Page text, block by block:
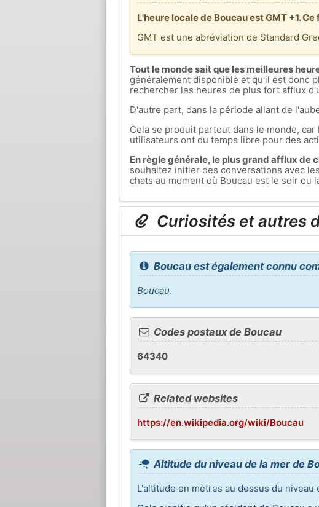
L'heure locale de Boucau est GMT +1.
GMT est une abréviation de Standard
Tout le monde sait que les meilleures
généralement disponible et qu'il est donc
rechercher les heures de plus fort afflux
D'autre part, dans la période allant de
Cela se produit partout dans le monde,
utilisateurs ont du temps libre pour des
En règle générale, le plus grand afflux de
souhaitez initier des conversations avec
chats au moment où Boucau est le soir ou
Curiosités et autres
Boucau est également connu
Boucau.
Codes postaux de Boucau
64340
Related websites
https://en.wikipedia.org/wiki/Boucau
Altitude du niveau de la mer de
L'altitude en mètres au dessus du niveau